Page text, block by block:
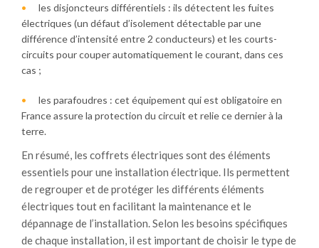
les disjoncteurs différentiels : ils détectent les fuites
électriques (un défaut d’isolement détectable par une
différence d’intensité entre 2 conducteurs) et les courts-
circuits pour couper automatiquement le courant, dans ces
cas ;
les parafoudres : cet équipement qui est obligatoire en
France assure la protection du circuit et relie ce dernier à la
terre.
En résumé, les coffrets électriques sont des éléments
essentiels pour une installation électrique. Ils permettent
de regrouper et de protéger les différents éléments
électriques tout en facilitant la maintenance et le
dépannage de l’installation. Selon les besoins spécifiques
de chaque installation, il est important de choisir le type de